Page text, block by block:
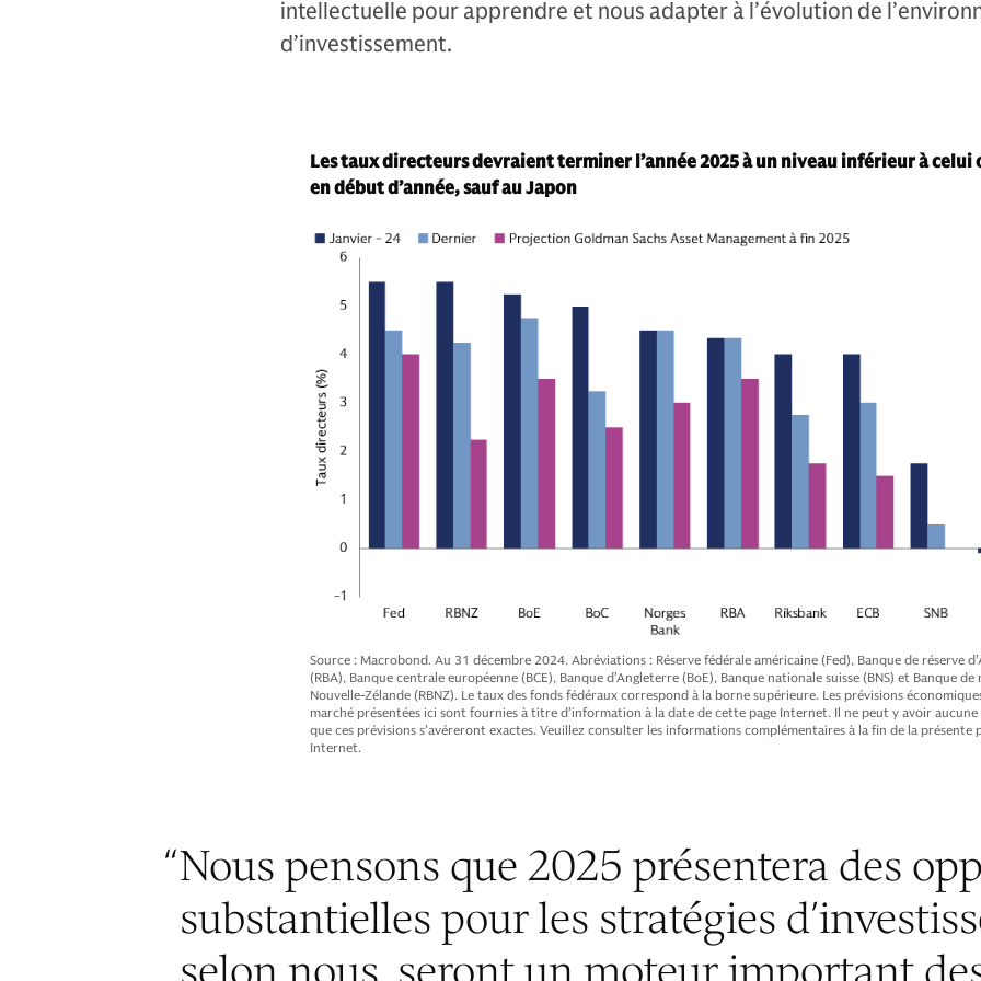
intellectuelle pour apprendre et nous adapter à l’évolution de
d’investissement.
Les taux directeurs devraient terminer l’année 2025 à un niveau inférieur à celui
en début d’année, sauf au Japon
Source : Macrobond. Au 31 décembre 2024. Abréviations : Réserve fédérale américaine (Fed), Banque de réserve
(RBA), Banque centrale européenne (BCE), Banque d’Angleterre (BoE), Banque nationale suisse (BNS) et Banque de
Nouvelle-Zélande (RBNZ). Le taux des fonds fédéraux correspond à la borne supérieure. Les prévisions
marché présentées ici sont fournies à titre d’information à la date de cette page Internet. Il ne peut y avoir aucune
que ces prévisions s’avéreront exactes. Veuillez consulter les informations complémentaires à la fin de la présente
Internet.
“Nous pensons que 2025 présentera des
substantielles pour les stratégies